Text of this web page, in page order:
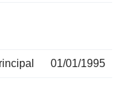
01/01/1995